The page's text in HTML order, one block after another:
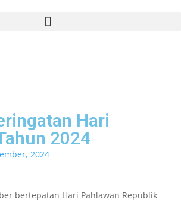
Hari
2024
2024
bertepatan Hari Pahlawan Republik